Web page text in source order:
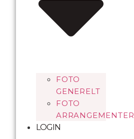
FOTO
GENERELT
FOTO
ARRANGEMENTER
LOGIN